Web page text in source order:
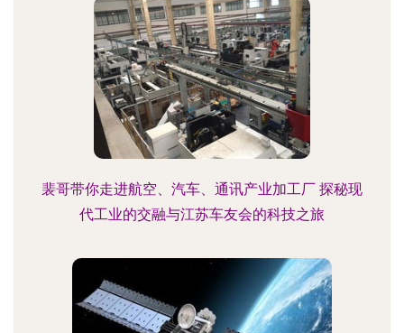
裴哥带你走进航空、汽车、通讯产业加工厂 探秘现
代工业的交融与江苏车友会的科技之旅